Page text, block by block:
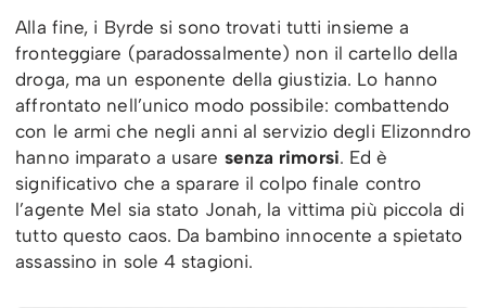
Alla fine, i Byrde si sono trovati tutti insieme a
fronteggiare (paradossalmente) non il cartello della
droga, ma un esponente della giustizia. Lo hanno
affrontato nell’unico modo possibile: combattendo
con le armi che negli anni al servizio degli Elizonndro
hanno imparato a usare senza rimorsi. Ed è
significativo che a sparare il colpo finale contro
l’agente Mel sia stato Jonah, la vittima più piccola di
tutto questo caos. Da bambino innocente a spietato
assassino in sole 4 stagioni.